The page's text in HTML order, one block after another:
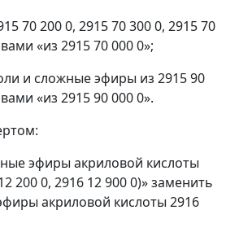
70 200 0, 2915 70 300 0, 2915 70
«из 2915 70 000 0»;
и сложные эфиры из 2915 90
«из 2915 90 000 0».
эфиры акриловой кислоты
200 0, 2916 12 900 0)» заменить
акриловой кислоты 2916